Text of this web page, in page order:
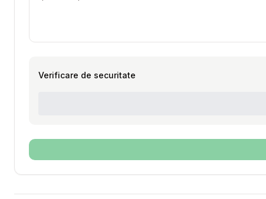
Verificare de securitate